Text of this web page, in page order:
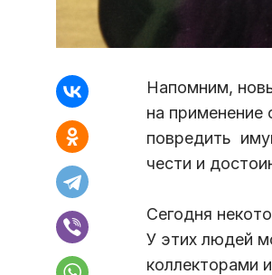
Напомним,
на применение
повредить
чести и
Сегодня
У этих людей
коллекторами